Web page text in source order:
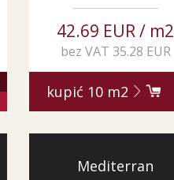
42.69 EUR / m2
bez VAT 35.28 EUR
kupić 10m2
Mediterran